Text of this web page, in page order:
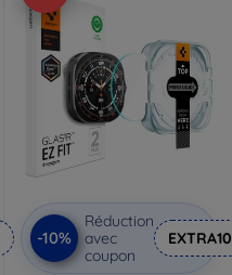
-10%
Réduction
avec
coupon
EXTRA10